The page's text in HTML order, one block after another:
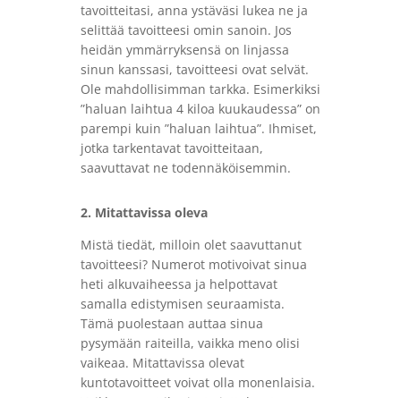
tavoitteitasi, anna ystäväsi lukea ne ja
selittää tavoitteesi omin sanoin. Jos
heidän ymmärryksensä on linjassa
sinun kanssasi, tavoitteesi ovat selvät.
Ole mahdollisimman tarkka. Esimerkiksi
”haluan laihtua 4 kiloa kuukaudessa” on
parempi kuin ”haluan laihtua”. Ihmiset,
jotka tarkentavat tavoitteitaan,
saavuttavat ne todennäköisemmin.
2. Mitattavissa oleva
Mistä tiedät, milloin olet saavuttanut
tavoitteesi? Numerot motivoivat sinua
heti alkuvaiheessa ja helpottavat
samalla edistymisen seuraamista.
Tämä puolestaan ​​auttaa sinua
pysymään raiteilla, vaikka meno olisi
vaikeaa. Mitattavissa olevat
kuntotavoitteet voivat olla monenlaisia.